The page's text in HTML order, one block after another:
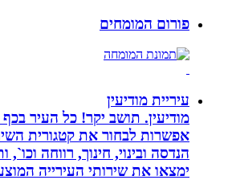
פורום המומחים
עיריית מודיעין
מודיעין. תושב יקר! כל העיר בכף ידך!
אפשרות לבחור את קטגורית השירות
הנדסה ובינוי, חינוך, רווחה וכו`,
ימצאו את שירותי העירייה